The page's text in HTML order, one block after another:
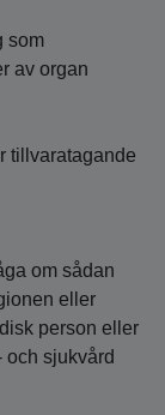
som
av organ
tillvaratagande
om sådan
eller
person eller
sjukvård